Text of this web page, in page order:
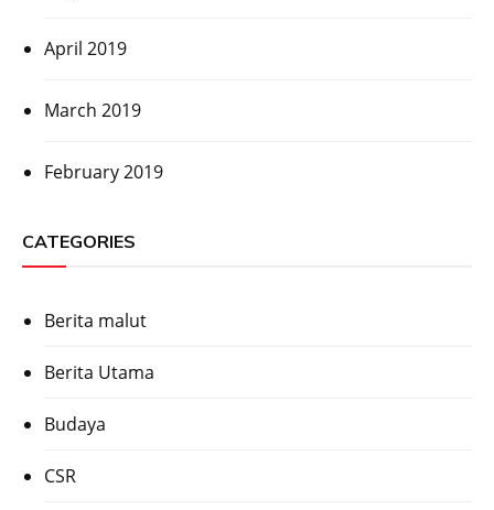
April 2019
March 2019
February 2019
CATEGORIES
Berita malut
Berita Utama
Budaya
CSR